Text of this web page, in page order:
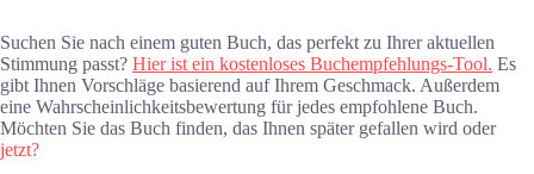
Suchen Sie nach einem guten Buch, das perfekt zu Ihrer aktuellen
Stimmung passt? Hier ist ein kostenloses Buchempfehlungs-Tool. Es
gibt Ihnen Vorschläge basierend auf Ihrem Geschmack. Außerdem
eine Wahrscheinlichkeitsbewertung für jedes empfohlene Buch.
Möchten Sie das Buch finden, das Ihnen später gefallen wird oder
jetzt?